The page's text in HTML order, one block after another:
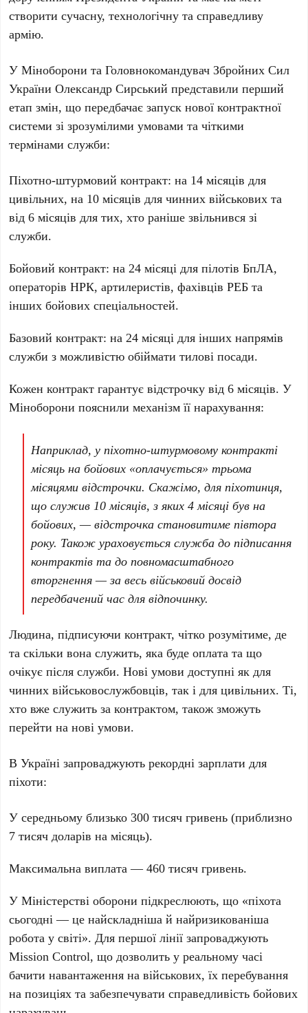
створити сучасну, технологічну та справедливу
армію.
У Міноборони та Головнокомандувач Збройних Сил
УкраїниОлександр Сирський представили перший
етап змін, що передбачає запуск нової контрактної
системи зі зрозумілими умовами та чіткими
термінами служби:
Піхотно-штурмовий контракт: на 14 місяців для
цивільних, на 10 місяців для чинних військових та
від6 місяців для тих, хто раніше звільнився зі
служби.
Бойовий контракт: на24 місяці для пілотів БпЛА,
операторів НРК, артилеристів, фахівців РЕБ та
інших бойових спеціальностей.
Базовий контракт: на24 місяці для інших напрямів
служби з можливістю обіймати тилові посади.
Кожен контракт гарантує відстрочку від6 місяців. У
Міноборони пояснили механізм її нарахування:
Наприклад, у піхотно-штурмовому контракті
місяць на бойових «оплачується» трьома
місяцями відстрочки. Скажімо, для піхотинця,
що служив10 місяців, з яких4 місяці був на
бойових, — відстрочка становитиме півтора
року. Також ураховується служба до підписання
контрактів та до повномасштабного
вторгнення — за весь військовий досвід
передбачений час для відпочинку.
Людина, підписуючи контракт, чітко розумітиме, де
та скільки вона служить, яка буде оплата та що
очікує після служби. Нові умови доступні як для
чинних військовослужбовців, так і для цивільних. Ті,
хто вже служить за контрактом, також зможуть
перейти на нові умови.
В Україні запроваджують рекордні зарплати для
піхоти:
У середньому близько300 тисяч гривень (приблизно
7 тисяч доларів на місяць).
Максимальна виплата —460 тисяч гривень.
У Міністерстві оборони підкреслюють, що «піхота
сьогодні — це найскладніша й найризикованіша
робота у світі». Для першої лінії запроваджують
Mission Control, що дозволить у реальному часі
бачити навантаження на військових, їх перебування
на позиціях та забезпечувати справедливість бойових